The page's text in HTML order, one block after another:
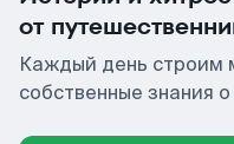
от
Каждый день строим
собственные знания